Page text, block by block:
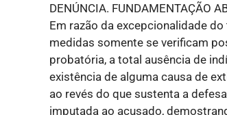
DENÚNCIA. FUNDAMENTAÇÃO
Em razão da excepcionalidade
medidas somente se verificam
probatória, a total ausência de
existência de alguma causa de
ao revés do que sustenta a
imputada ao acusado,